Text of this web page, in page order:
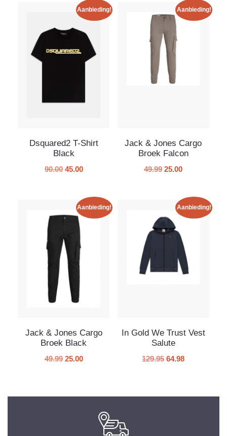
Aanbieding!
Dsquared2 T-Shirt
Black
90.00 45.00
Aanbieding!
Jack & Jones Cargo
Broek Falcon
49.99 25.00
Aanbieding!
Jack & Jones Cargo
Broek Black
49.99 25.00
Aanbieding!
In Gold We Trust Vest
Salute
129.95 64.98